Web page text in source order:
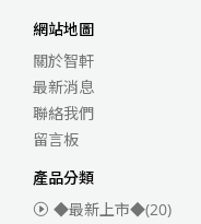
網站地圖
關於智軒
最新消息
聯絡我們
留言板
產品分類
◆最新上市◆(20)